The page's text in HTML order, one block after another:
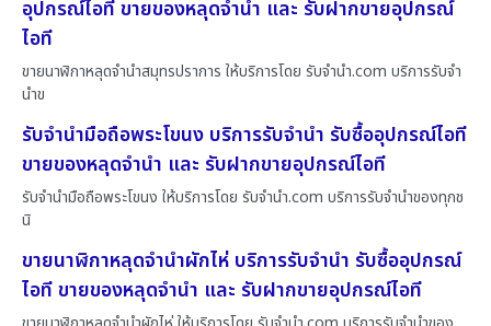
อุปกรณ์ไอที ขายของหลุดจำนำ และ รับฝากขายอุปกรณ์
ไอที
ขายนาฬิกาหลุดจำนำสมุทรปราการ ให้บริการโดย รับจํานํา.com บริการรับจำ
นำข
รับจำนำมือถือพระโขนง บริการรับจำนำ รับซื้ออุปกรณ์ไอที
ขายของหลุดจำนำ และ รับฝากขายอุปกรณ์ไอที
รับจำนำมือถือพระโขนง ให้บริการโดย รับจํานํา.com บริการรับจำนำของทุกช
นิ
ขายนาฬิกาหลุดจำนำผักไห่ บริการรับจำนำ รับซื้ออุปกรณ์
ไอที ขายของหลุดจำนำ และ รับฝากขายอุปกรณ์ไอที